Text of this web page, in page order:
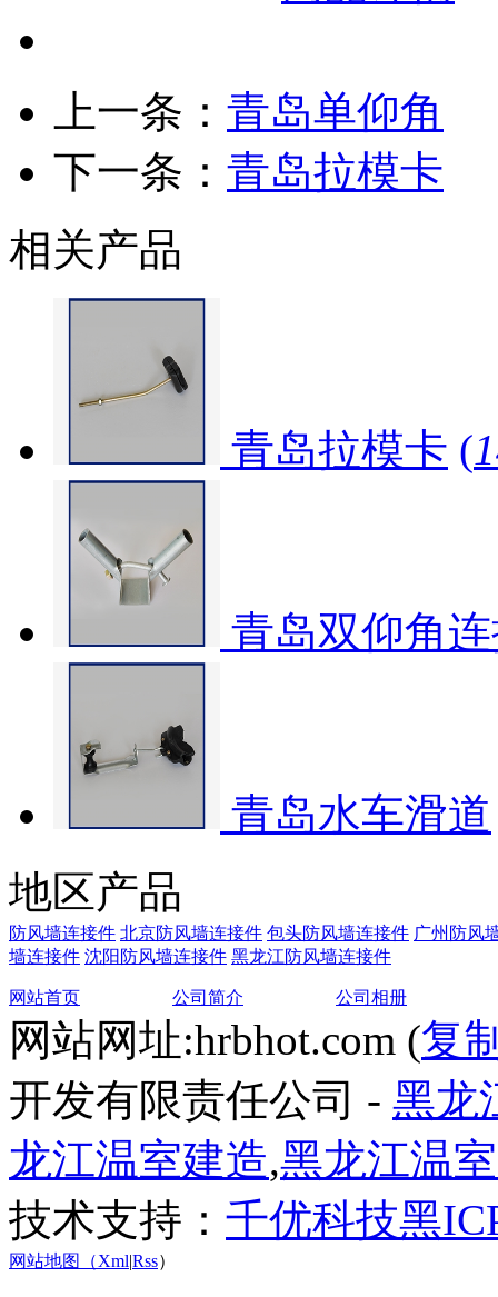
上一条： 青岛单仰角
下一条： 青岛拉模卡
相关产品
青岛拉模卡 (
青岛双仰角
青岛水车滑道
地区产品
防风墙连接件 北京防风墙连接件 包头防风墙连接件 广州防风
墙连接件 沈阳防风墙连接件 黑龙江防风墙连接件
网站首页 公司简介 公司相册
网站网址:hrbhot.com (复
开发有限责任公司 - 黑龙
龙江温室建造,黑龙江温
技术支持： 千优科技黑
网站地图（Xml|Rss）